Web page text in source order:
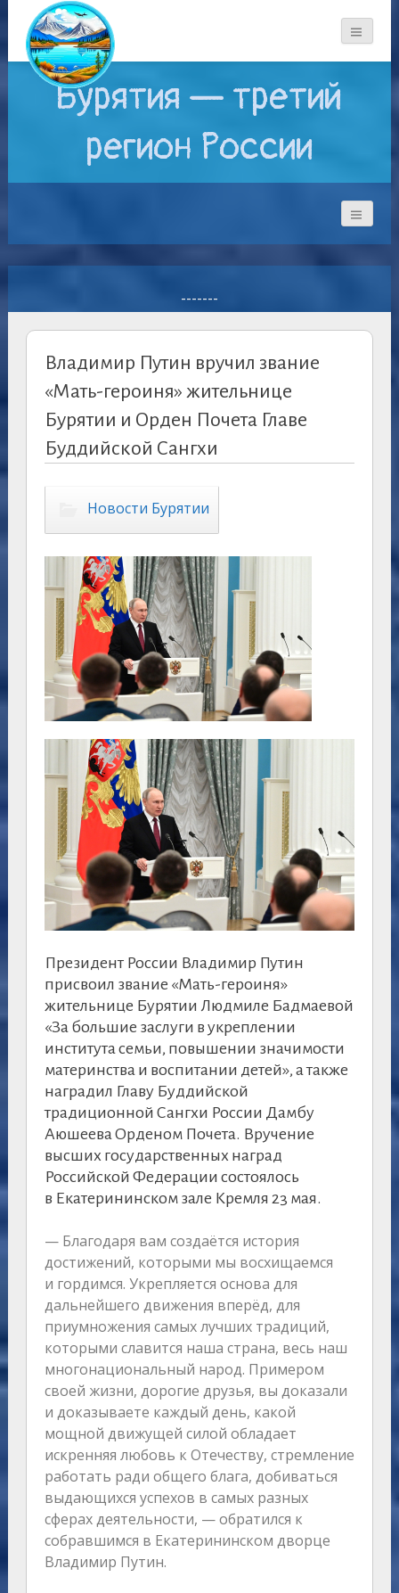
Бурятия — третий
регион России
-------
Владимир Путин вручил звание
«Мать-героиня» жительнице
Бурятии и Орден Почета Главе
Буддийской Сангхи
Новости Бурятии
Президент России Владимир Путин
присвоил звание «Мать-героиня»
жительнице Бурятии Людмиле Бадмаевой
«За большие заслуги в укреплении
института семьи, повышении значимости
материнства и воспитании детей», а также
наградил Главу Буддийской
традиционной Сангхи России Дамбу
Аюшеева Орденом Почета. Вручение
высших государственных наград
Российской Федерации состоялось
в Екатерининском зале Кремля 23 мая.
— Благодаря вам создаётся история
достижений, которыми мы восхищаемся
и гордимся. Укрепляется основа для
дальнейшего движения вперёд, для
приумножения самых лучших традиций,
которыми славится наша страна, весь наш
многонациональный народ. Примером
своей жизни, дорогие друзья, вы доказали
и доказываете каждый день, какой
мощной движущей силой обладает
искренняя любовь к Отечеству, стремление
работать ради общего блага, добиваться
выдающихся успехов в самых разных
сферах деятельности, — обратился к
собравшимся в Екатерининском дворце
Владимир Путин.